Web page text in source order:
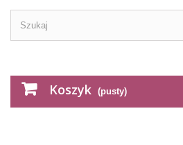
Koszyk (pusty)